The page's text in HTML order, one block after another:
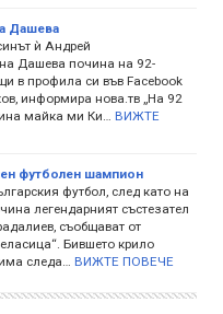
Дашева
ѝ Андрей
Дашева почина на 92-
в профила си във Facebook
информира нова.тв „На 92
майка ми Ки…
ВИЖТЕ
футболен шампион
футбол, след като на
легендарният състезател
съобщават от
Бившето крило
следа…
ВИЖТЕ ПОВЕЧЕ